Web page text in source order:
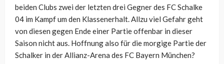
beiden Clubs zwei der letzten drei Gegner des FC Schalke
04 im Kampf um den Klassenerhalt. Allzu viel Gefahr geht
von diesen gegen Ende einer Partie offenbar in dieser
Saison nicht aus. Hoffnung also für die morgige Partie der
Schalker in der Allianz-Arena des FC Bayern München?